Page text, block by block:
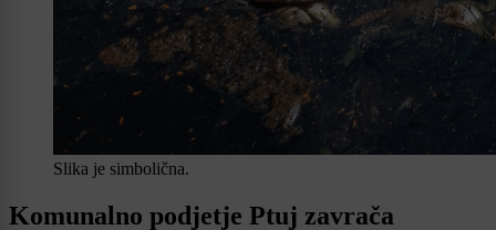
Slika je simbolična.
Komunalno podjetje Ptuj zavrača